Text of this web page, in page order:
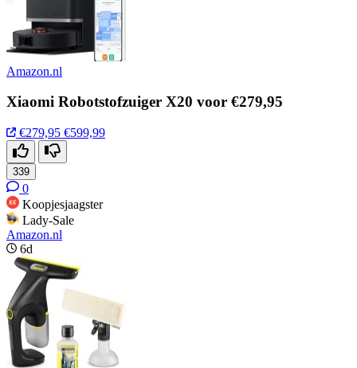
Amazon.nl
Xiaomi Robotstofzuiger X20 voor €279,95
€279,95 €599,99
339
0
Koopjesjaagster
Lady-Sale
Amazon.nl
6d